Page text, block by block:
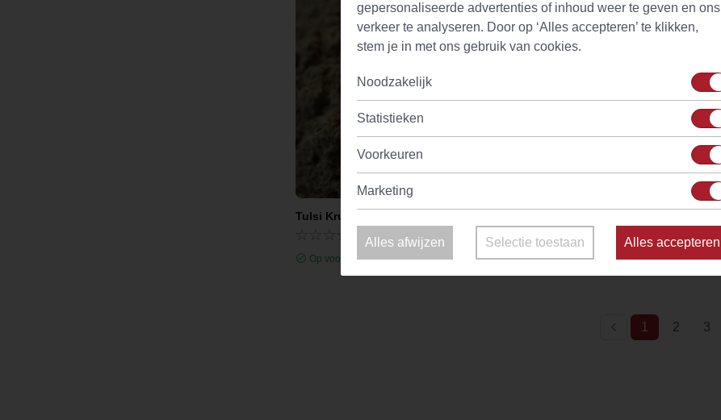
Tulsi Kruid Poeder
(0)
Op voorraad Vanaf€ 2,77
(22)
Op voorraad
1 (current)
2 3
gepersonaliseerde advertenties of inhoud weer te geven en ons
verkeer te analyseren. Door op ‘Alles accepteren’ te klikken,
stem je in met ons gebruik van cookies.
Noodzakelijk
Statistieken
Voorkeuren
Marketing
Alles afwijzen Selectie toestaan Alles accepteren